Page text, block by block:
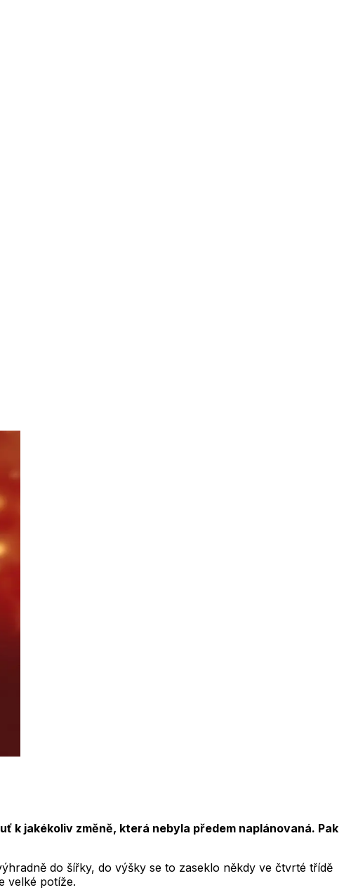
k jakékoliv změně, která nebyla předem naplánovaná. Pak
do šířky, do výšky se to zaseklo někdy ve čtvrté třídě
velké potíže.